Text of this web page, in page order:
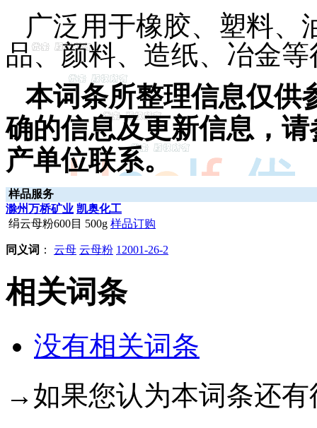
广泛用于橡胶、塑料、
品、颜料、造纸、冶金等
本词条所整理信息仅供
确的信息及更新信息，
产单位联系。
样品服务
滁州万桥矿业 凯奥化工
绢云母粉600目 500g 样品订购
同义词 ： 云母 云母粉 12001-26-2
相关词条
没有相关词条
→如果您认为本词条还